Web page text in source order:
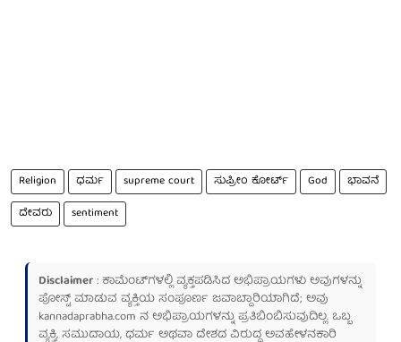
Religion ಧರ್ಮ supreme court ಸುಪ್ರೀಂ ಕೋರ್ಟ್ God
ಭಾವನೆ
ದೇವರು
sentiment
Disclaimer: ಕಾಮೆಂಟ್‌ಗಳಲ್ಲಿ ವ್ಯಕ್ತಪಡಿಸಿದ ಅಭಿಪ್ರಾಯಗಳು ಅವುಗಳನ್ನು
ಪೋಸ್ಟ್ ಮಾಡುವ ವ್ಯಕ್ತಿಯ ಸಂಪೂರ್ಣ ಜವಾಬ್ದಾರಿಯಾಗಿದೆ; ಅವು
kannadaprabha.com ನ ಅಭಿಪ್ರಾಯಗಳನ್ನು ಪ್ರತಿಬಿಂಬಿಸುವುದಿಲ್ಲ. ಒಬ್ಬ
ವ್ಯಕ್ತಿ, ಸಮುದಾಯ, ಧರ್ಮ ಅಥವಾ ದೇಶದ ವಿರುದ್ಧ ಅವಹೇಳನಕಾರಿ